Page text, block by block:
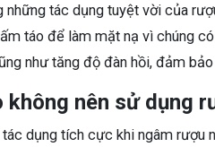
tác dụng tuyệt vời của
táo để làm mặt nạ vì chúng
như tăng độ đàn hồi, đảm
không nên sử dụng
dụng tích cực khi ngâm rượu